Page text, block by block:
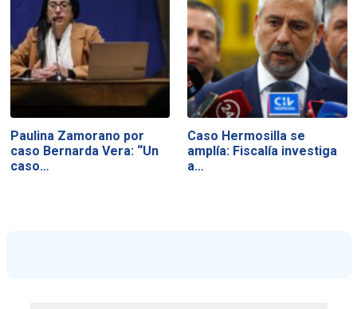
Paulina Zamorano por
caso Bernarda Vera: “Un
caso…
Caso Hermosilla se
amplía: Fiscalía investiga
a…